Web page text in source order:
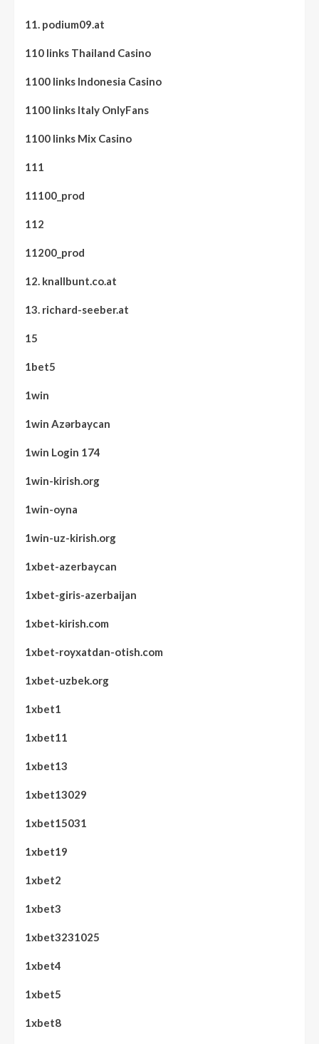
11. podium09.at
110 links Thailand Casino
1100 links Indonesia Casino
1100 links Italy OnlyFans
1100 links Mix Casino
111
11100_prod
112
11200_prod
12. knallbunt.co.at
13. richard-seeber.at
15
1bet5
1win
1win Azərbaycan
1win Login 174
1win-kirish.org
1win-oyna
1win-uz-kirish.org
1xbet-azerbaycan
1xbet-giris-azerbaijan
1xbet-kirish.com
1xbet-royxatdan-otish.com
1xbet-uzbek.org
1xbet1
1xbet11
1xbet13
1xbet13029
1xbet15031
1xbet19
1xbet2
1xbet3
1xbet3231025
1xbet4
1xbet5
1xbet8